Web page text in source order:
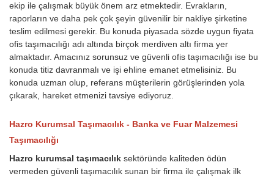
ekip ile çalışmak büyük önem arz etmektedir. Evrakların,
raporların ve daha pek çok şeyin güvenilir bir nakliye şirketine
teslim edilmesi gerekir. Bu konuda piyasada sözde uygun fiyata
ofis taşımacılığı adı altında birçok merdiven altı firma yer
almaktadır. Amacınız sorunsuz ve güvenli ofis taşımacılığı ise bu
konuda titiz davranmalı ve işi ehline emanet etmelisiniz. Bu
konuda uzman olup, referans müşterilerin görüşlerinden yola
çıkarak, hareket etmenizi tavsiye ediyoruz.
Hazro Kurumsal Taşımacılık - Banka ve Fuar Malzemesi
Taşımacılığı
Hazro kurumsal taşımacılık sektöründe kaliteden ödün
vermeden güvenli taşımacılık sunan bir firma ile çalışmak ilk